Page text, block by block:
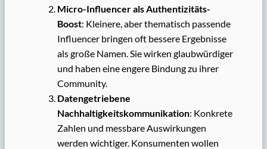
Micro-Influencer als Authentizitäts-
Boost: Kleinere, aber thematisch passende
Influencer bringen oft bessere Ergebnisse
als große Namen. Sie wirken glaubwürdiger
und haben eine engere Bindung zu ihrer
Community.
Datengetriebene
Nachhaltigkeitskommunikation: Konkrete
Zahlen und messbare Auswirkungen
werden wichtiger. Konsumenten wollen